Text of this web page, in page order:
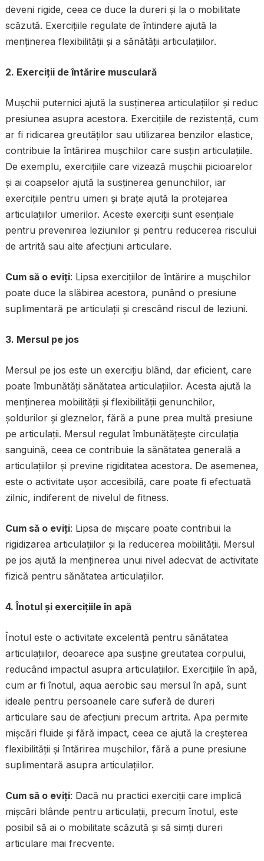
deveni rigide, ceea ce duce la dureri și la o mobilitate
scăzută. Exercițiile regulate de întindere ajută la
menținerea flexibilității și a sănătății articulațiilor.
2. Exerciții de întărire musculară
Mușchii puternici ajută la susținerea articulațiilor și reduc
presiunea asupra acestora. Exercițiile de rezistență, cum
ar fi ridicarea greutăților sau utilizarea benzilor elastice,
contribuie la întărirea mușchilor care susțin articulațiile.
De exemplu, exercițiile care vizează mușchii picioarelor
și ai coapselor ajută la susținerea genunchilor, iar
exercițiile pentru umeri și brațe ajută la protejarea
articulațiilor umerilor. Aceste exerciții sunt esențiale
pentru prevenirea leziunilor și pentru reducerea riscului
de artrită sau alte afecțiuni articulare.
Cum să o eviți: Lipsa exercițiilor de întărire a mușchilor
poate duce la slăbirea acestora, punând o presiune
suplimentară pe articulații și crescând riscul de leziuni.
3. Mersul pe jos
Mersul pe jos este un exercițiu blând, dar eficient, care
poate îmbunătăți sănătatea articulațiilor. Acesta ajută la
menținerea mobilității și flexibilității genunchilor,
șoldurilor și gleznelor, fără a pune prea multă presiune
pe articulații. Mersul regulat îmbunătățește circulația
sanguină, ceea ce contribuie la sănătatea generală a
articulațiilor și previne rigiditatea acestora. De asemenea,
este o activitate ușor accesibilă, care poate fi efectuată
zilnic, indiferent de nivelul de fitness.
Cum să o eviți: Lipsa de mișcare poate contribui la
rigidizarea articulațiilor și la reducerea mobilității. Mersul
pe jos ajută la menținerea unui nivel adecvat de activitate
fizică pentru sănătatea articulațiilor.
4. Înotul și exercițiile în apă
Înotul este o activitate excelentă pentru sănătatea
articulațiilor, deoarece apa susține greutatea corpului,
reducând impactul asupra articulațiilor. Exercițiile în apă,
cum ar fi înotul, aqua aerobic sau mersul în apă, sunt
ideale pentru persoanele care suferă de dureri
articulare sau de afecțiuni precum artrita. Apa permite
mișcări fluide și fără impact, ceea ce ajută la creșterea
flexibilității și întărirea mușchilor, fără a pune presiune
suplimentară asupra articulațiilor.
Cum să o eviți: Dacă nu practici exerciții care implică
mișcări blânde pentru articulații, precum înotul, este
posibil să ai o mobilitate scăzută și să simți dureri
articulare mai frecvente.